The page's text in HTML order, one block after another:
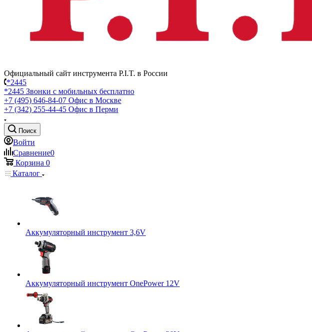
Официальный сайт инструмента P.I.T. в России
*2445
*2445 Звонки с мобильных бесплатно
+7 (495) 646-84-07 Офис в Москве
+7 (342) 255-44-45 Офис в Перми
Поиск
Войти
Сравнение0
Корзина 0
Каталог
Аккумуляторный инструмент 3,6V
Аккумуляторный инструмент OnePower 12V